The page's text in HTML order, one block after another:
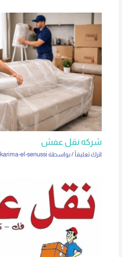
شركه نقل عفش
اترك تعليقاً / بواسطة karima-el-senussi